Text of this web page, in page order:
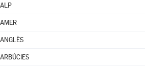
ALP
AMER
ANGLÈS
ARBÚCIES